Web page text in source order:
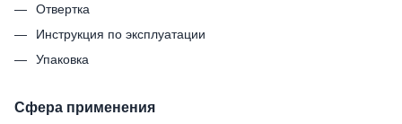
Отвертка
Инструкция по эксплуатации
Упаковка
Сфера применения